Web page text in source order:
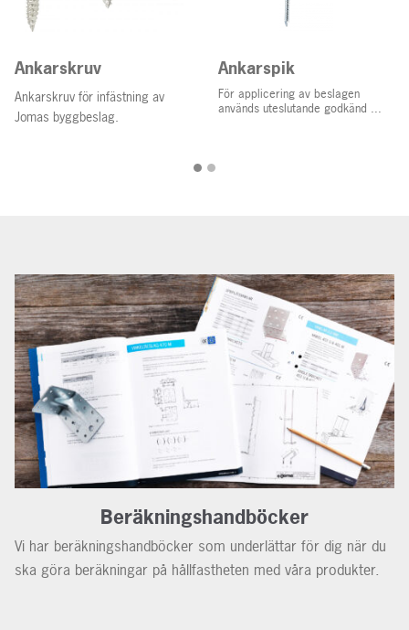
Ankarskruv
Ankarskruv för infästning av
Jomas byggbeslag.
Ankarspik
För applicering av beslagen
används uteslutande godkänd ...
Beräkningshandböcker
Vi har beräkningshandböcker som underlättar för dig när du
ska göra beräkningar på hållfastheten med våra produkter.